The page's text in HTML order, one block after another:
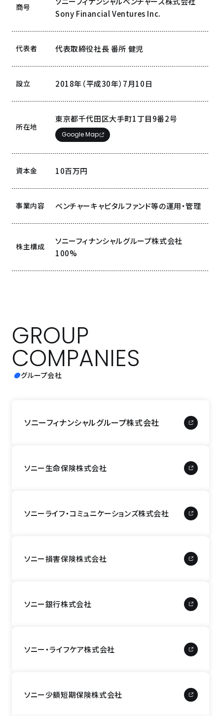
商号
Sony Financial Ventures Inc.
代表者 代表取締役社長 番所 健児
設立 2018年（平成30年）7月10日
所在地
東京都千代田区大手町1丁目9番2号
Google Map
資本金 10百万円
事業内容 ベンチャーキャピタルファンド等の運用・管理
株主構成
ソニーフィナンシャルグループ株式会社
100%
GROUP
COMPANIES
グループ会社
ソニーフィナンシャルグループ株式会社
ソニー生命保険株式会社
ソニーライフ・コミュニケーションズ株式会社
ソニー損害保険株式会社
ソニー銀行株式会社
ソニー・ライフケア株式会社
ソニー少額短期保険株式会社